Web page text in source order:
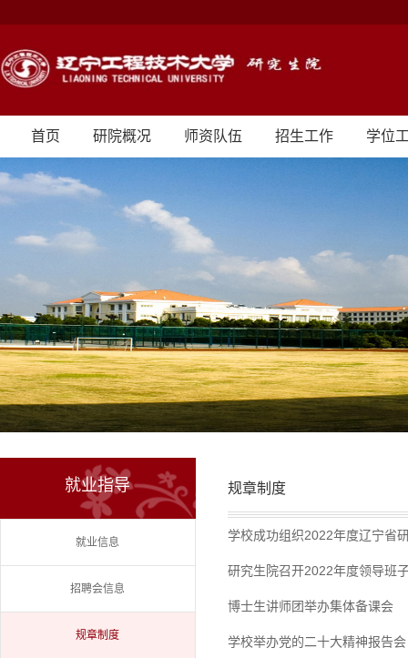
首页 研院概况 师资队伍 招生工作 学位
就业指导
就业信息
招聘会信息
规章制度
规章制度
学校成功组织2022年度辽宁省
研究生院召开2022年度领导班
博士生讲师团举办集体备课会
学校举办党的二十大精神报告会